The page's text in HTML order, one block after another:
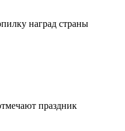
наград страны
праздник